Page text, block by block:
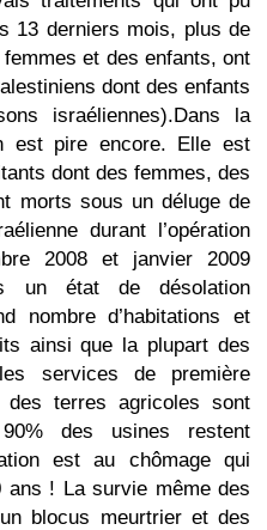
13 derniers mois, plus de
et des enfants, ont
dont des enfants
israéliennes).Dans la
est pire encore. Elle est
dont des femmes, des
morts sous un déluge de
durant l’opération
2008 et janvier 2009
un état de désolation
nombre d’habitations et
ainsi que la plupart des
services de première
terres agricoles sont
des usines restent
est au chômage qui
ans ! La survie même des
blocus meurtrier et des